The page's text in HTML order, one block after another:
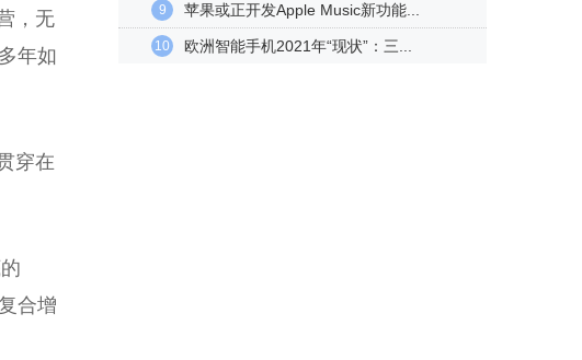
，无
年如
穿在
合增
9 苹果或正开发Apple Music新功能...
10 欧洲智能手机2021年“现状”：三...